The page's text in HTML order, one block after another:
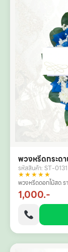
พวงหรีดกระดา
รหัสสินค้า: ST-0131
★★★★★
พวงหรีดดอกไม้สด
1,000.-